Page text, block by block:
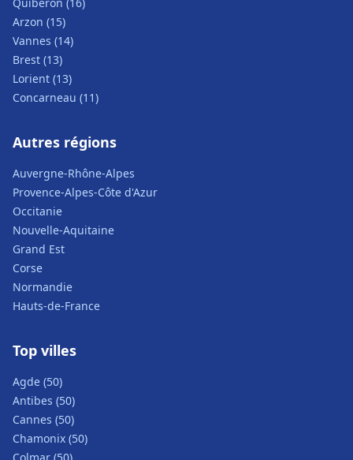
Arzon (15)
Vannes (14)
Brest (13)
Lorient (13)
Concarneau (11)
Autres régions
Auvergne-Rhône-Alpes
Provence-Alpes-Côte d'Azur
Occitanie
Nouvelle-Aquitaine
Grand Est
Corse
Normandie
Hauts-de-France
Top villes
Agde (50)
Antibes (50)
Cannes (50)
Chamonix (50)